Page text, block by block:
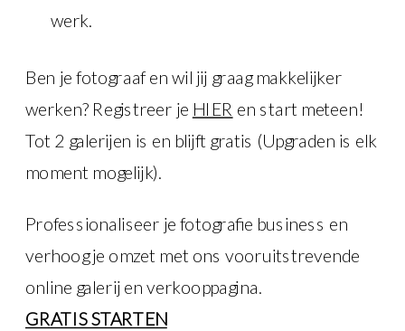
werk.
Ben je fotograaf en wil jij graag makkelijker
werken? Registreer je HIER en start meteen!
Tot 2 galerijen is en blijft gratis (Upgraden is elk
moment mogelijk).
Professionaliseer je fotografie business en
verhoog je omzet met ons vooruitstrevende
online galerij en verkooppagina.
GRATIS STARTEN